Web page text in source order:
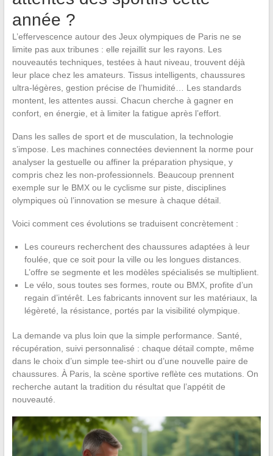
année ?
L’effervescence autour des Jeux olympiques de Paris ne se
limite pas aux tribunes : elle rejaillit sur les rayons. Les
nouveautés techniques, testées à haut niveau, trouvent déjà
leur place chez les amateurs. Tissus intelligents, chaussures
ultra-légères, gestion précise de l’humidité… Les standards
montent, les attentes aussi. Chacun cherche à gagner en
confort, en énergie, et à limiter la fatigue après l’effort.
Dans les salles de sport et de musculation, la technologie
s’impose. Les machines connectées deviennent la norme pour
analyser la gestuelle ou affiner la préparation physique, y
compris chez les non-professionnels. Beaucoup prennent
exemple sur le BMX ou le cyclisme sur piste, disciplines
olympiques où l’innovation se mesure à chaque détail.
Voici comment ces évolutions se traduisent concrètement :
Les coureurs recherchent des chaussures adaptées à leur
foulée, que ce soit pour la ville ou les longues distances.
L’offre se segmente et les modèles spécialisés se multiplient.
Le vélo, sous toutes ses formes, route ou BMX, profite d’un
regain d’intérêt. Les fabricants innovent sur les matériaux, la
légèreté, la résistance, portés par la visibilité olympique.
La demande va plus loin que la simple performance. Santé,
récupération, suivi personnalisé : chaque détail compte, même
dans le choix d’un simple tee-shirt ou d’une nouvelle paire de
chaussures. À Paris, la scène sportive reflète ces mutations. On
recherche autant la tradition du résultat que l’appétit de
nouveauté.